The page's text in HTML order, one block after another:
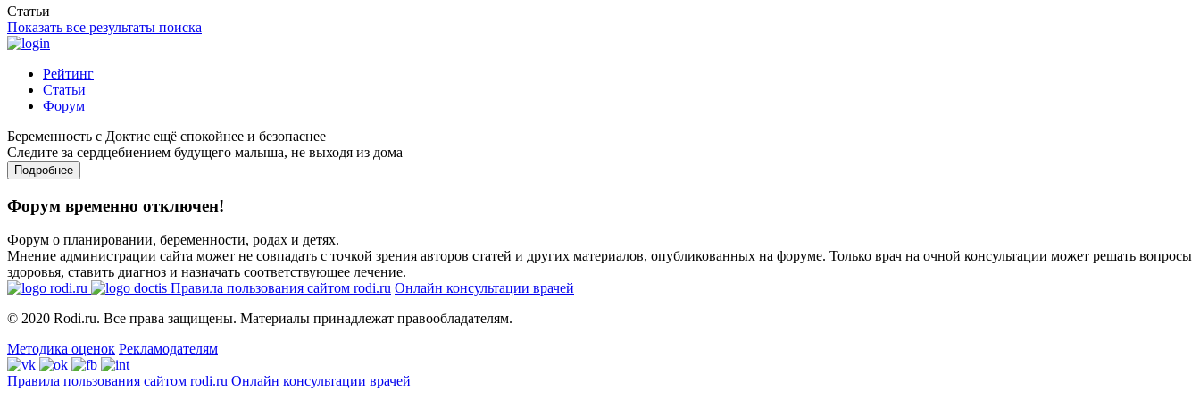
Статьи
Показать все результаты поиска
Рейтинг
Статьи
Форум
Беременность с Доктис ещё спокойнее и безопаснее
Следите за сердцебиением будущего малыша, не выходя из дома
Подробнее
Форум временно отключен!
Форум о планировании, беременности, родах и детях.
Мнение администрации сайта может не совпадать с точкой зрения авторов статей и других материалов, опубликованных на форуме. Только врач на очной консультации может решать вопросы
здоровья, ставить диагноз и назначать соответствующее лечение.
Правила пользования сайтом rodi.ru Онлайн консультации врачей
© 2020 Rodi.ru. Все права защищены. Материалы принадлежат правообладателям.
Методика оценок Рекламодателям
Правила пользования сайтом rodi.ru Онлайн консультации врачей